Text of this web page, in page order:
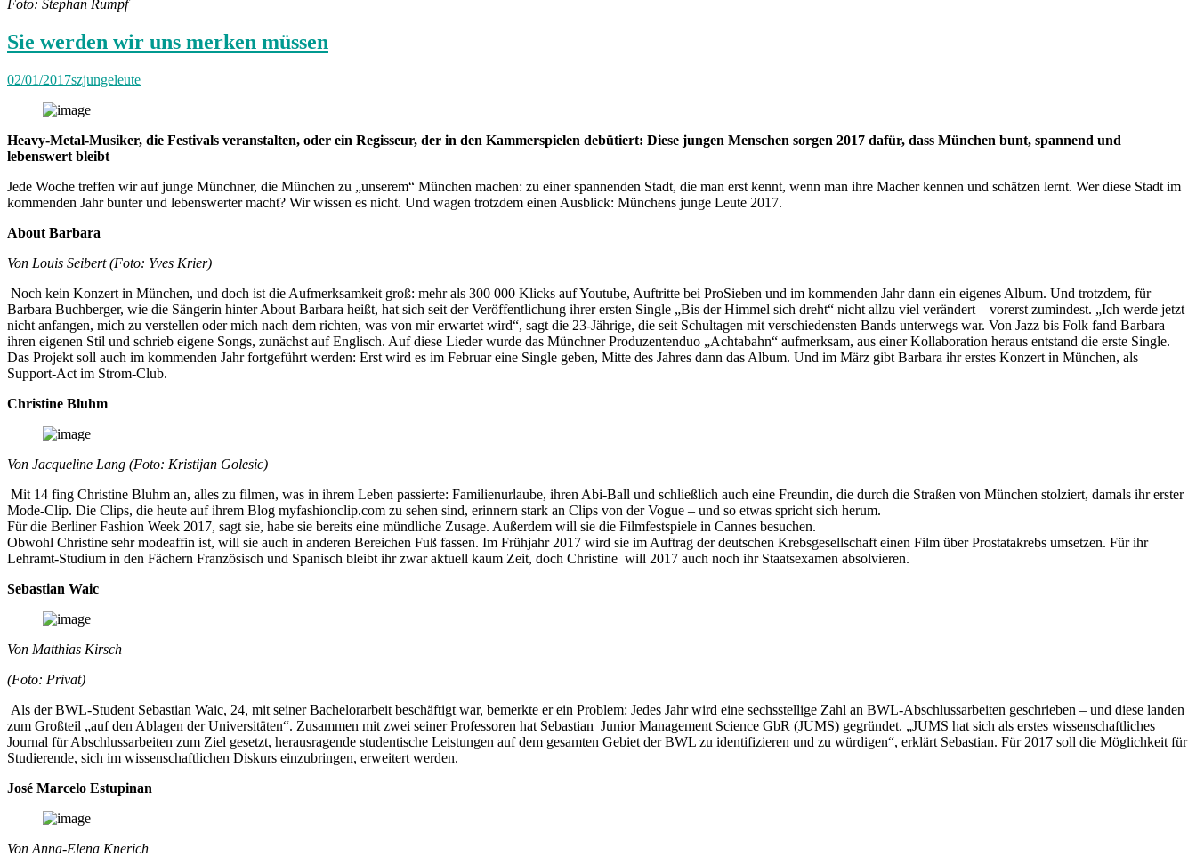
Foto: Stephan Rumpf
Sie werden wir uns merken müssen
02/01/2017szjungeleute
Heavy-Metal-Musiker, die Festivals veranstalten, oder ein Regisseur, der in den Kammerspielen debütiert: Diese jungen Menschen sorgen 2017 dafür, dass München bunt, spannend und
lebenswert bleibt
Jede Woche treffen wir auf junge Münchner, die München zu „unserem“ München machen: zu einer spannenden Stadt, die man erst kennt, wenn man ihre Macher kennen und schätzen lernt. Wer diese Stadt im
kommenden Jahr bunter und lebenswerter macht? Wir wissen es nicht. Und wagen trotzdem einen Ausblick: Münchens junge Leute 2017.
About Barbara
Von Louis Seibert (Foto: Yves Krier)
Noch kein Konzert in München, und doch ist die Aufmerksamkeit groß: mehr als 300 000 Klicks auf Youtube, Auftritte bei ProSieben und im kommenden Jahr dann ein eigenes Album. Und trotzdem, für
Barbara Buchberger, wie die Sängerin hinter About Barbara heißt, hat sich seit der Veröffentlichung ihrer ersten Single „Bis der Himmel sich dreht“ nicht allzu viel verändert – vorerst zumindest. „Ich werde jetzt
nicht anfangen, mich zu verstellen oder mich nach dem richten, was von mir erwartet wird“, sagt die 23-Jährige, die seit Schultagen mit verschiedensten Bands unterwegs war. Von Jazz bis Folk fand Barbara
ihren eigenen Stil und schrieb eigene Songs, zunächst auf Englisch. Auf diese Lieder wurde das Münchner Produzentenduo „Achtabahn“ aufmerksam, aus einer Kollaboration heraus entstand die erste Single.
Das Projekt soll auch im kommenden Jahr fortgeführt werden: Erst wird es im Februar eine Single geben, Mitte des Jahres dann das Album. Und im März gibt Barbara ihr erstes Konzert in München, als
Support-Act im Strom-Club.
Christine Bluhm
Von Jacqueline Lang (Foto: Kristijan Golesic)
Mit 14 fing Christine Bluhm an, alles zu filmen, was in ihrem Leben passierte: Familienurlaube, ihren Abi-Ball und schließlich auch eine Freundin, die durch die Straßen von München stolziert, damals ihr erster
Mode-Clip. Die Clips, die heute auf ihrem Blog myfashionclip.com zu sehen sind, erinnern stark an Clips von der Vogue – und so etwas spricht sich herum.
Für die Berliner Fashion Week 2017, sagt sie, habe sie bereits eine mündliche Zusage. Außerdem will sie die Filmfestspiele in Cannes besuchen.
Obwohl Christine sehr modeaffin ist, will sie auch in anderen Bereichen Fuß fassen. Im Frühjahr 2017 wird sie im Auftrag der deutschen Krebsgesellschaft einen Film über Prostatakrebs umsetzen. Für ihr
Lehramt-Studium in den Fächern Französisch und Spanisch bleibt ihr zwar aktuell kaum Zeit, doch Christine will 2017 auch noch ihr Staatsexamen absolvieren.
Sebastian Waic
Von Matthias Kirsch
(Foto: Privat)
Als der BWL-Student Sebastian Waic, 24, mit seiner Bachelorarbeit beschäftigt war, bemerkte er ein Problem: Jedes Jahr wird eine sechsstellige Zahl an BWL-Abschlussarbeiten geschrieben – und diese landen
zum Großteil „auf den Ablagen der Universitäten“. Zusammen mit zwei seiner Professoren hat Sebastian Junior Management Science GbR (JUMS) gegründet. „JUMS hat sich als erstes wissenschaftliches
Journal für Abschlussarbeiten zum Ziel gesetzt, herausragende studentische Leistungen auf dem gesamten Gebiet der BWL zu identifizieren und zu würdigen“, erklärt Sebastian. Für 2017 soll die Möglichkeit für
Studierende, sich im wissenschaftlichen Diskurs einzubringen, erweitert werden.
José Marcelo Estupinan
Von Anna-Elena Knerich